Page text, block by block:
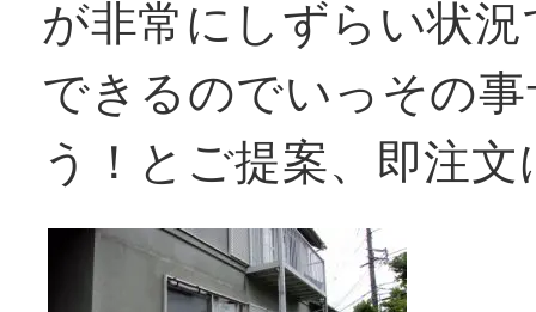
が非常にしずらい状
できるのでいっその
う！とご提案、即注